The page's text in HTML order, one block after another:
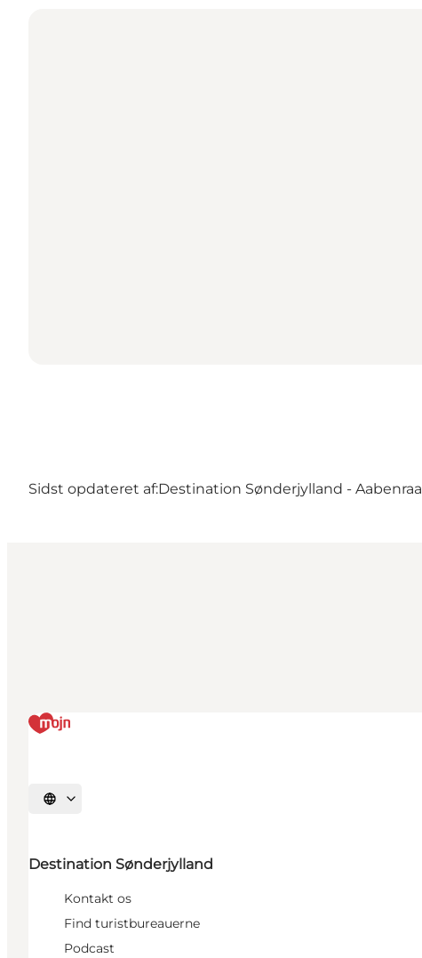
Sidst opdateret af:Destination Sønderjylland - Aabenraa
Vælg sprog
Destination Sønderjylland
Kontakt os
Find turistbureauerne
Podcast